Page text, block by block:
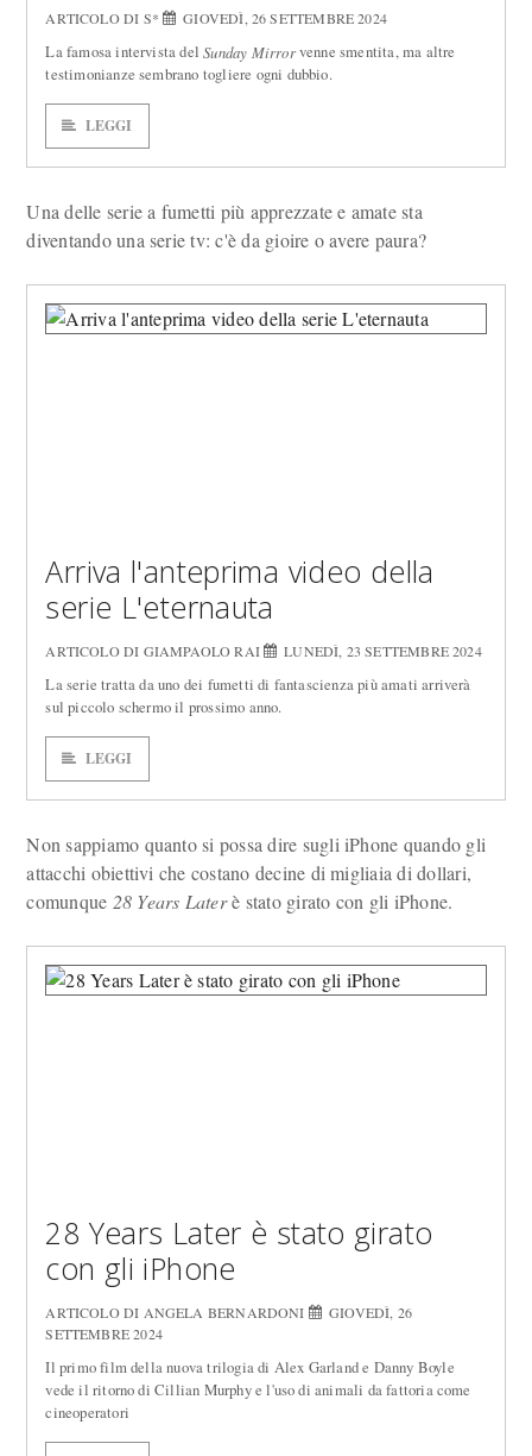
ARTICOLO DI S* GIOVEDÌ, 26 SETTEMBRE 2024
La famosa intervista delSunday Mirrorvenne smentita, ma altre
testimonianze sembrano togliere ogni dubbio.
LEGGI
Una delle serie a fumetti più apprezzate e amate sta
diventando una serie tv: c'è da gioire o avere paura?
Arriva l'anteprima video della
serie L'eternauta
ARTICOLO DI GIAMPAOLO RAI LUNEDÌ, 23 SETTEMBRE 2024
La serie tratta da uno dei fumetti di fantascienza più amati arriverà
sul piccolo schermo il prossimo anno.
LEGGI
Non sappiamo quanto si possa dire sugli iPhone quando gli
attacchi obiettivi che costano decine di migliaia di dollari,
comunque 28 Years Laterè stato girato con gli iPhone.
28 Years Later è stato girato
con gli iPhone
ARTICOLO DI ANGELA BERNARDONI
GIOVEDÌ, 26
SETTEMBRE 2024
Il primo film della nuova trilogia di Alex Garland e Danny Boyle
vede il ritorno di Cillian Murphy e l'uso di animali da fattoria come
cineoperatori